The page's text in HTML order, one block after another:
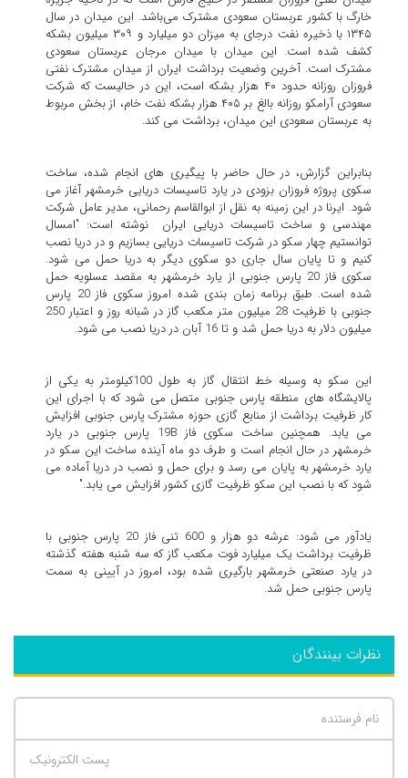
خارگ با کشور عربستان سعودی مشترک می‌باشد. این میدان در سال
۱۳۴۵ با ذخیره نفت درجای به میزان دو میلیارد و ۳۰۹ میلیون بشکه
کشف شده است. این میدان با میدان مرجان عربستان سعودی
مشترک است. آخرین وضعیت برداشت ایران از میدان مشترک نفتی
فروزان روزانه حدود ۴۰ هزار بشکه است، این در حالیست که شرکت
سعودی آرامکو روزانه بالغ بر ۴۰۵ هزار بشکه نفت خام، از بخش مربوط
به عربستان سعودی این میدان، برداشت می کند.
بنابراین گزارش، در حال حاضر با پیگیری های انجام شده، ساخت
سکوی پروژه فروزان بزودی در یارد تاسیسات دریایی خرمشهر آغاز می
شود. ایرنا در این زمینه به نقل از ابوالقاسم رحمانی، مدیر عامل شرکت
مهندسی و ساخت تاسیسات دریایی ایران نوشته است: "امسال
توانستیم چهار سکو در شرکت تاسیسات دریایی بسازیم و در دریا نصب
کنیم و تا پایان سال جاری دو سکوی دیگر به دریا حمل می شود.
سکوی فاز 20 پارس جنوبی از یارد خرمشهر به مقصد عسلویه حمل
شده است. طبق برنامه زمان بندی شده امروز سکوی فاز 20 پارس
جنوبی با ظرفیت 28 میلیون متر مکعب گاز در شبانه روز و اعتبار 250
میلیون دلار به دریا حمل شد و تا 16 آبان در دریا نصب می شود.
این سکو به وسیله خط انتقال گاز به طول 100کیلومتر به یکی از
پالایشگاه های منطقه پارس جنوبی متصل می شود که با اجرای این
کار ظرفیت برداشت از منابع گازی حوزه مشترک پارس جنوبی افزایش
می یابد. همچنین ساخت سکوی فاز 19B پارس جنوبی در یارد
خرمشهر در حال انجام است و طرف دو ماه آینده ساخت این سکو در
یارد خرمشهر به پایان می رسد و برای حمل و نصب در دریا آماده می
شود که با نصب این سکو ظرفیت گازی کشور افزایش می یابد."
یادآور می شود: عرشه دو هزار و 600 تنی فاز 20 پارس جنوبی با
ظرفیت برداشت یک میلیارد فوت مکعب گاز که سه شنبه هفته گذشته
در یارد صنعتی خرمشهر بارگیری شده بود، امروز در آیینی به سمت
پارس جنوبی حمل شد.
نظرات بینندگان